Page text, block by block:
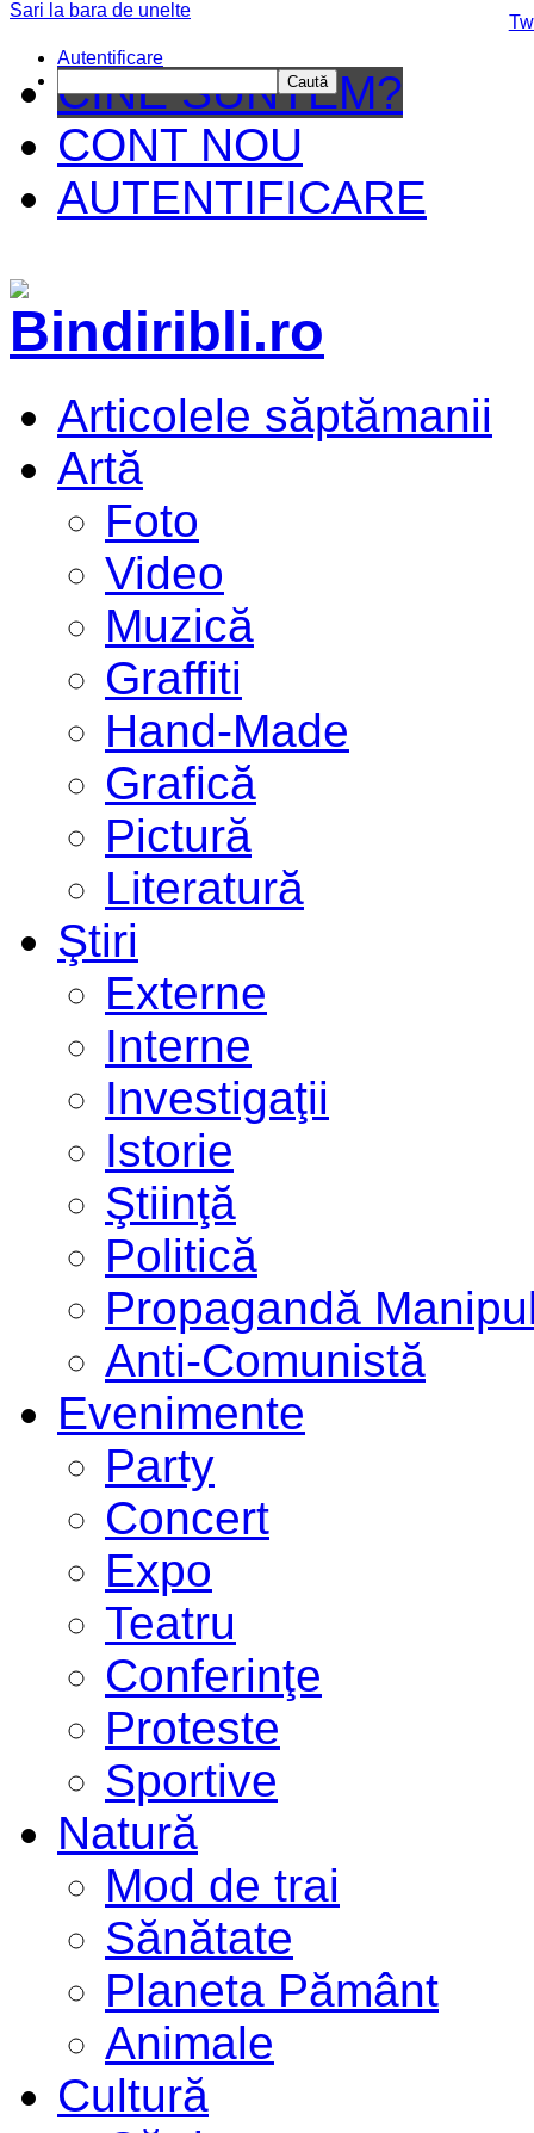
CINE SUNTEM?
CONT NOU
AUTENTIFICARE
Articolele săptămanii
Artă
Foto
Video
Muzică
Graffiti
Hand-Made
Grafică
Pictură
Literatură
Ştiri
Externe
Interne
Investigaţii
Istorie
Ştiinţă
Politică
Propagandă
Anti-Comunistă
Evenimente
Party
Concert
Expo
Teatru
Conferinţe
Proteste
Sportive
Natură
Mod de trai
Sănătate
Planeta Pământ
Animale
Cultură
Sari la bara de unelte
Autentificare
Caută